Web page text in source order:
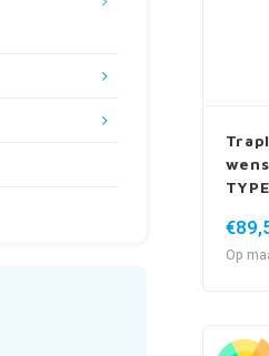
Op